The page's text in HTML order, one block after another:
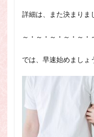
詳細は、また決まりま
～・～・～・～・～・
では、早速始めましょ